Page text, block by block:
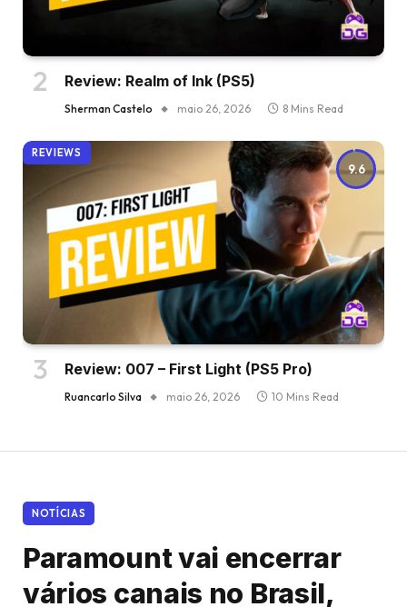
Review: Realm of Ink (PS5)
Sherman Castelo maio 26, 2026 8 Mins Read
9.6
REVIEWS
Review: 007 – First Light (PS5 Pro)
Ruancarlo Silva maio 26, 2026 10 Mins Read
NOTÍCIAS
Paramount vai encerrar
vários canais no Brasil,